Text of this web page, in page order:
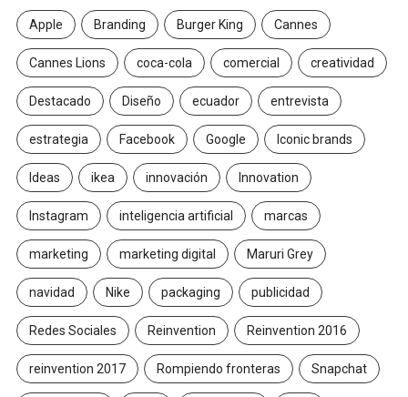
Apple Branding Burger King Cannes
Cannes Lions coca-cola comercial creatividad
Destacado Diseño ecuador entrevista
estrategia Facebook Google Iconic brands
Ideas ikea innovación Innovation
Instagram inteligencia artificial marcas
marketing marketing digital Maruri Grey
navidad Nike packaging publicidad
Redes Sociales Reinvention Reinvention 2016
reinvention 2017 Rompiendo fronteras Snapchat